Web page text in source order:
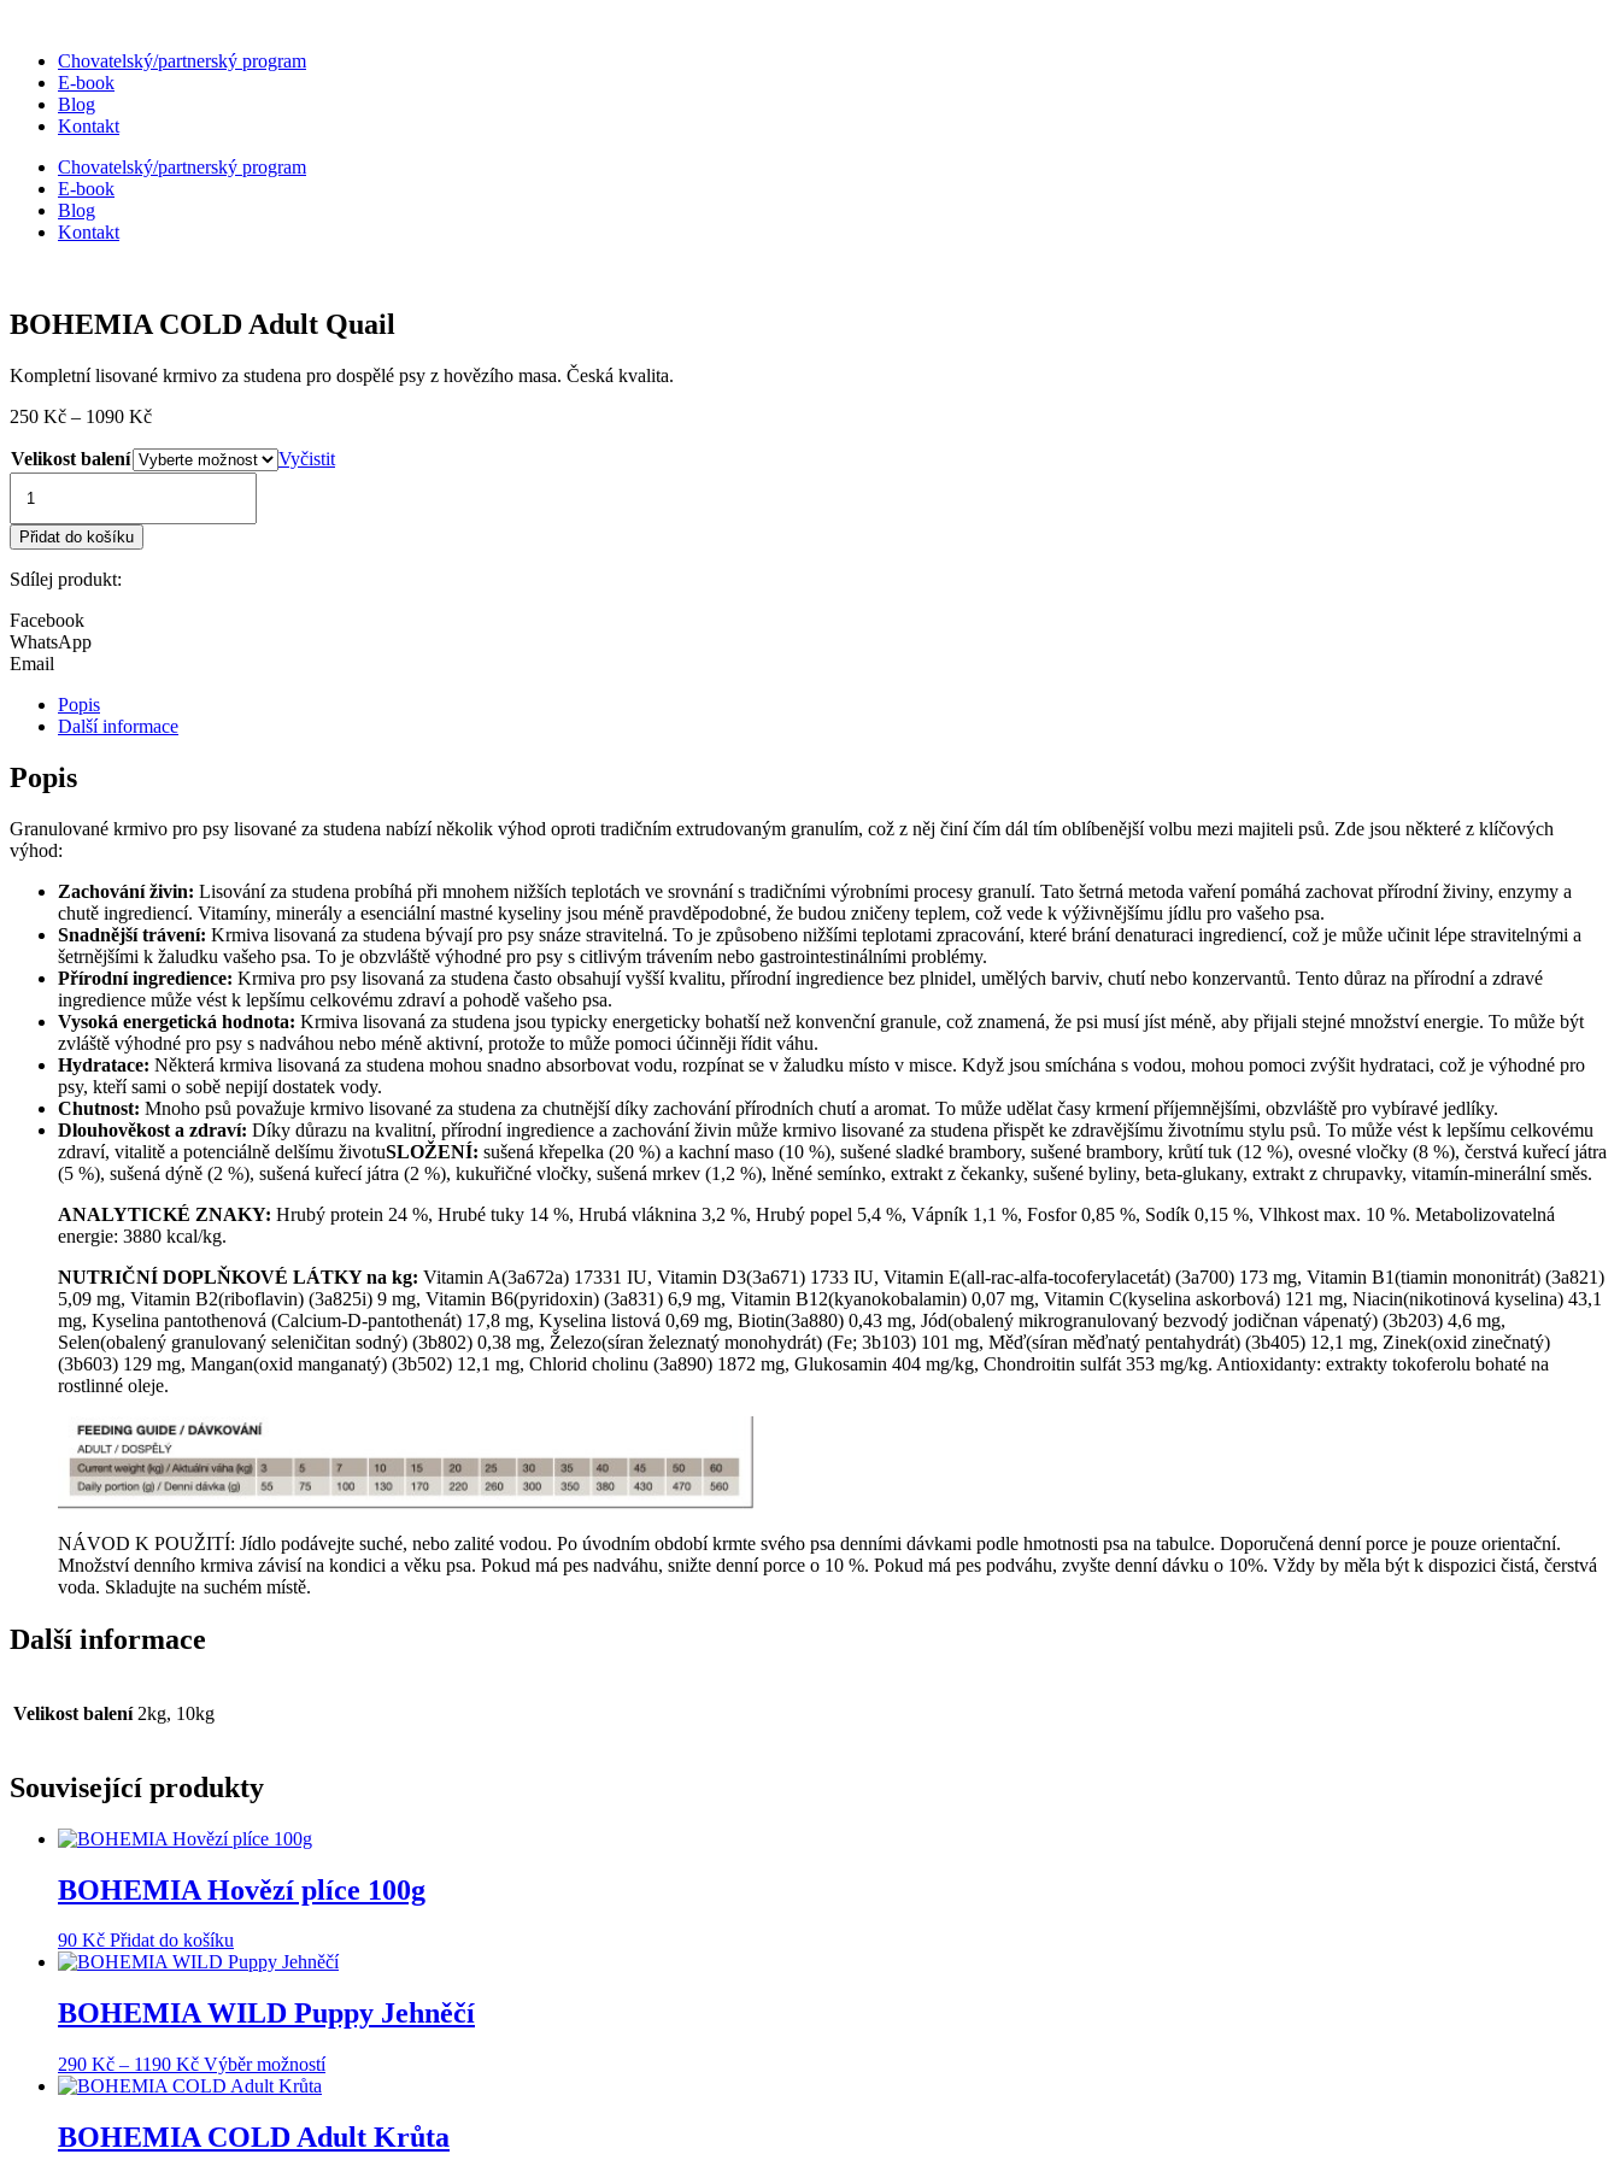
obsahuChovatelský/partnerský program
E-book
Blog
Kontakt
Chovatelský/partnerský program
E-book
Blog
Kontakt
BOHEMIA COLD Adult Quail
Kompletní lisované krmivo za studena pro dospělé psy z hovězího masa. Česká kvalita.
250 Kč – 1090 KčRozpětí
250 Kč
až
Velikost balení
Vyčistit
COLD
Adult
Quail
množství
Přidat do košíku
Sdílej produkt:
Facebook
WhatsApp
Email
Popis
Další informace
Popis
Granulované krmivo pro psy lisované za studena nabízí několik výhod oproti tradičním extrudovaným granulím, což z něj činí čím dál tím oblíbenější volbu mezi majiteli psů. Zde jsou některé z klíčových
výhod:
Zachování živin: Lisování za studena probíhá při mnohem nižších teplotách ve srovnání s tradičními výrobními procesy granulí. Tato šetrná metoda vaření pomáhá zachovat přírodní živiny, enzymy a
chutě ingrediencí. Vitamíny, minerály a esenciální mastné kyseliny jsou méně pravděpodobné, že budou zničeny teplem, což vede k výživnějšímu jídlu pro vašeho psa.
Snadnější trávení: Krmiva lisovaná za studena bývají pro psy snáze stravitelná. To je způsobeno nižšími teplotami zpracování, které brání denaturaci ingrediencí, což je může učinit lépe stravitelnými a
šetrnějšími k žaludku vašeho psa. To je obzvláště výhodné pro psy s citlivým trávením nebo gastrointestinálními problémy.
Přírodní ingredience: Krmiva pro psy lisovaná za studena často obsahují vyšší kvalitu, přírodní ingredience bez plnidel, umělých barviv, chutí nebo konzervantů. Tento důraz na přírodní a zdravé
ingredience může vést k lepšímu celkovému zdraví a pohodě vašeho psa.
Vysoká energetická hodnota: Krmiva lisovaná za studena jsou typicky energeticky bohatší než konvenční granule, což znamená, že psi musí jíst méně, aby přijali stejné množství energie. To může být
zvláště výhodné pro psy s nadváhou nebo méně aktivní, protože to může pomoci účinněji řídit váhu.
Hydratace: Některá krmiva lisovaná za studena mohou snadno absorbovat vodu, rozpínat se v žaludku místo v misce. Když jsou smíchána s vodou, mohou pomoci zvýšit hydrataci, což je výhodné pro
psy, kteří sami o sobě nepijí dostatek vody.
Chutnost: Mnoho psů považuje krmivo lisované za studena za chutnější díky zachování přírodních chutí a aromat. To může udělat časy krmení příjemnějšími, obzvláště pro vybíravé jedlíky.
Dlouhověkost a zdraví: Díky důrazu na kvalitní, přírodní ingredience a zachování živin může krmivo lisované za studena přispět ke zdravějšímu životnímu stylu psů. To může vést k lepšímu celkovému
zdraví, vitalitě a potenciálně delšímu životuSLOŽENÍ: sušená křepelka (20 %) a kachní maso (10 %), sušené sladké brambory, sušené brambory, krůtí tuk (12 %), ovesné vločky (8 %), čerstvá kuřecí játra
(5 %), sušená dýně (2 %), sušená kuřecí játra (2 %), kukuřičné vločky, sušená mrkev (1,2 %), lněné semínko, extrakt z čekanky, sušené byliny, beta-glukany, extrakt z chrupavky, vitamín-minerální směs.
ANALYTICKÉ ZNAKY: Hrubý protein 24 %, Hrubé tuky 14 %, Hrubá vláknina 3,2 %, Hrubý popel 5,4 %, Vápník 1,1 %, Fosfor 0,85 %, Sodík 0,15 %, Vlhkost max. 10 %. Metabolizovatelná
energie: 3880 kcal/kg.
NUTRIČNÍ DOPLŇKOVÉ LÁTKY na kg: Vitamin A(3a672a) 17331 IU, Vitamin D3(3a671) 1733 IU, Vitamin E(all-rac-alfa-tocoferylacetát) (3a700) 173 mg, Vitamin B1(tiamin mononitrát) (3a821)
5,09 mg, Vitamin B2(riboflavin) (3a825i) 9 mg, Vitamin B6(pyridoxin) (3a831) 6,9 mg, Vitamin B12(kyanokobalamin) 0,07 mg, Vitamin C(kyselina askorbová) 121 mg, Niacin(nikotinová kyselina) 43,1
mg, Kyselina pantothenová (Calcium-D-pantothenát) 17,8 mg, Kyselina listová 0,69 mg, Biotin(3a880) 0,43 mg, Jód(obalený mikrogranulovaný bezvodý jodičnan vápenatý) (3b203) 4,6 mg,
Selen(obalený granulovaný seleničitan sodný) (3b802) 0,38 mg, Železo(síran železnatý monohydrát) (Fe; 3b103) 101 mg, Měď(síran měďnatý pentahydrát) (3b405) 12,1 mg, Zinek(oxid zinečnatý)
(3b603) 129 mg, Mangan(oxid manganatý) (3b502) 12,1 mg, Chlorid cholinu (3a890) 1872 mg, Glukosamin 404 mg/kg, Chondroitin sulfát 353 mg/kg. Antioxidanty: extrakty tokoferolu bohaté na
rostlinné oleje.
NÁVOD K POUŽITÍ: Jídlo podávejte suché, nebo zalité vodou. Po úvodním období krmte svého psa denními dávkami podle hmotnosti psa na tabulce. Doporučená denní porce je pouze orientační.
Množství denního krmiva závisí na kondici a věku psa. Pokud má pes nadváhu, snižte denní porce o 10 %. Pokud má pes podváhu, zvyšte denní dávku o 10%. Vždy by měla být k dispozici čistá, čerstvá
voda. Skladujte na suchém místě.
Další informace
Velikost balení 2kg, 10kg
Související produkty
BOHEMIA Hovězí plíce 100g
90 Kč Přidat do košíku
BOHEMIA WILD Puppy Jehněčí
290 Kč – 1190 KčRozpětí
cen:
až
1190 Kč
Výběr možnostíTento
více
variant.
BOHEMIA COLD Adult Krůta